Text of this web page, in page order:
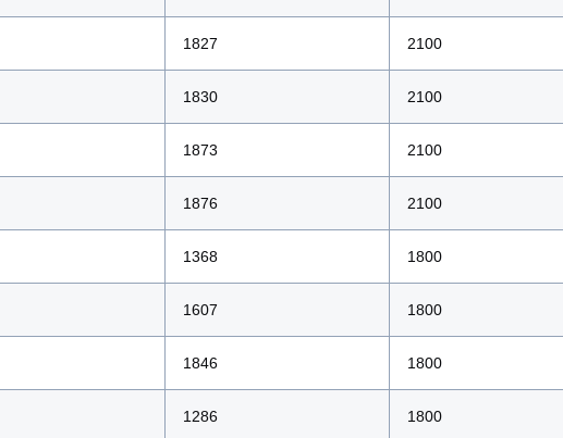
1827 2100
1830 2100
1873 2100
1876 2100
1368 1800
1607 1800
1846 1800
1286 1800